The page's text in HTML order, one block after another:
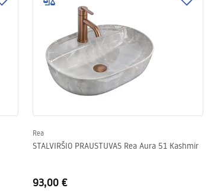
Rea
STALVIRŠIO PRAUSTUVAS Rea Aura 51 Kashmir
93,00 €